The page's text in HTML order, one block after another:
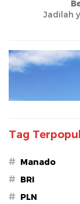
Jadilah
Tag
# Manado
# BRI
# PLN